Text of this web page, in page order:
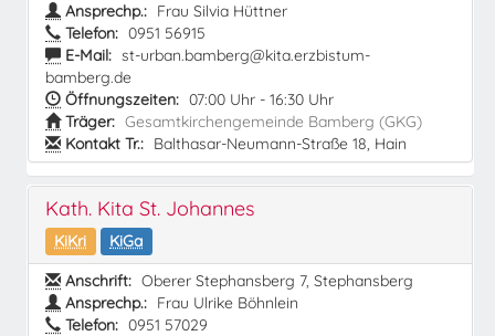
Ansprechp.: Frau Silvia Hüttner
Telefon: 0951 56915
E-Mail: st-urban.bamberg@kita.erzbistum-
bamberg.de
Öffnungszeiten: 07:00 Uhr - 16:30 Uhr
Träger: Gesamtkirchengemeinde Bamberg (GKG)
Kontakt Tr.: Balthasar-Neumann-Straße 18, Hain
Kath. Kita St. Johannes
KiKri
KiGa
Anschrift: Oberer Stephansberg 7, Stephansberg
Ansprechp.: Frau Ulrike Böhnlein
Telefon: 0951 57029